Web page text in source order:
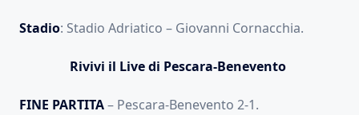
Stadio: Stadio Adriatico – Giovanni Cornacchia.
Rivivi il Live di Pescara-Benevento
FINE PARTITA– Pescara-Benevento 2-1.